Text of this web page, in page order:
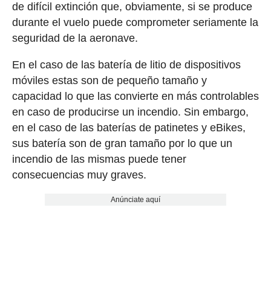
de difícil extinción que, obviamente, si se produce
durante el vuelo puede comprometer seriamente la
seguridad de la aeronave.
En el caso de las batería de litio de dispositivos
móviles estas son de pequeño tamaño y
capacidad lo que las convierte en más controlables
en caso de producirse un incendio. Sin embargo,
en el caso de las baterías de patinetes y eBikes,
sus batería son de gran tamaño por lo que un
incendio de las mismas puede tener
consecuencias muy graves.
Anúnciate aquí